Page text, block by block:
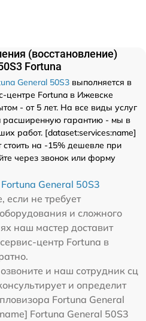
(восстановление)
Fortuna
General 50S3 выполняется в
центре Fortuna в Ижевске
- от 5 лет. На все виды услуг
расширенную гарантию - мы в
работ. [dataset:services:name]
стоить на -15% дешевле при
через звонок или форму
General 50S3
если не требует
и сложного
наш мастер доставит
центр Fortuna в
и наш сотрудник сц
и определит
Fortuna General
Fortuna General 50S3